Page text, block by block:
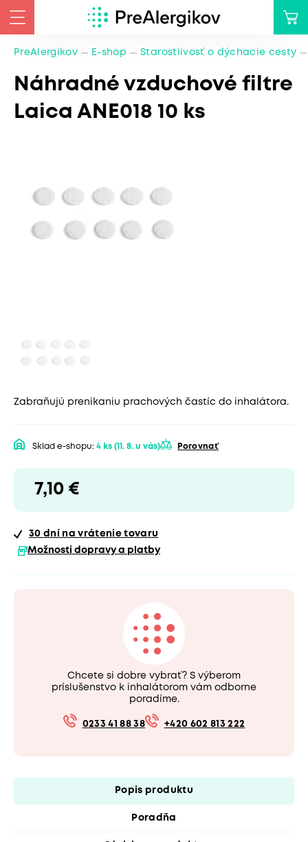
PreAlergikov E-shop Starostlivosť o dýchacie cesty
Náhradné vzduchové filtre
Laica ANE018 10 ks
Zabraňujú prenikaniu prachových častíc do inhalátora.
Sklad e-shopu: 4 ks (11. 8. u vás) Porovnať
7,10 €
30 dní na vrátenie tovaru
Možnosti dopravy a platby
Chcete si dobre vybrať? S výberom
príslušenstvo k inhalátorom vám odborne
poradíme.
0233 41 88 38 +420 602 813 222
Popis produktu
Poradňa